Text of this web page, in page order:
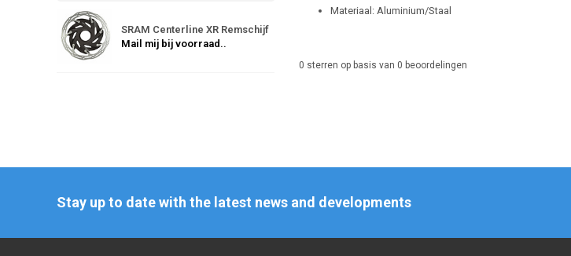
SRAM Centerline XR Remschijf
Mail mij bij voorraad..
Materiaal: Aluminium/Staal
0 sterren op basis van 0 beoordelingen
Stay up to date with the latest news and developments